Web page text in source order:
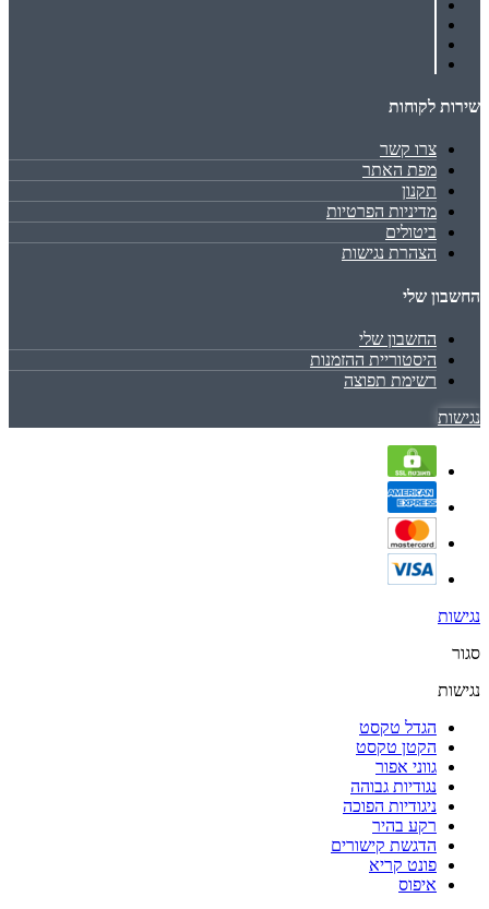
שירות לקוחות
צרו קשר
מפת האתר
תקנון
מדיניות הפרטיות
ביטולים
הצהרת נגישות
החשבון שלי
החשבון שלי
היסטוריית ההזמנות
רשימת תפוצה
נגישות
נגישות
סגור
נגישות
הגדל טקסט
הקטן טקסט
גווני אפור
נגודיות גבוהה
ניגודיות הפוכה
רקע בהיר
הדגשת קישורים
פונט קריא
איפוס